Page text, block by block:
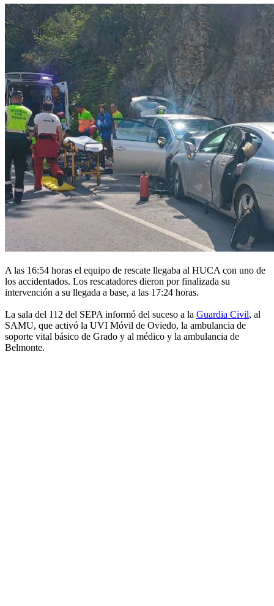
A las 16:54 horas el equipo de rescate llegaba al HUCA con uno de
los accidentados. Los rescatadores dieron por finalizada su
intervención a su llegada a base, a las 17:24 horas.
La sala del 112 del SEPA informó del suceso a la Guardia Civil, al
SAMU, que activó la UVI Móvil de Oviedo, la ambulancia de
soporte vital básico de Grado y al médico y la ambulancia de
Belmonte.